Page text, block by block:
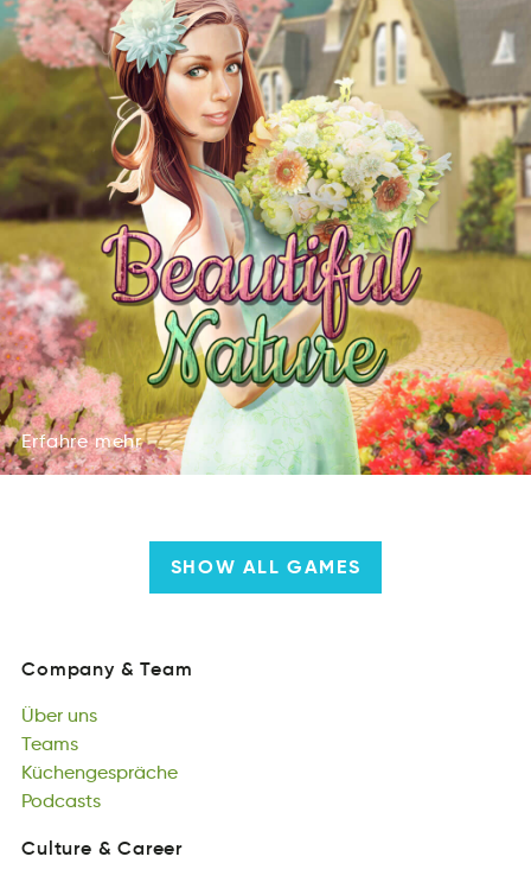
Erfahre
rraehEf
Erfahre
mehr
ehmr
mehr
SHOW ALL GAMES
Company & Team
Über
Über uns
Tesam
Teams
Küchengespräche
ncecKhrshäpeüeg
Küchengespräche
Podcasts
stdaPsoc
Podcasts
Culture
Culture
&
& Career
Core
Values